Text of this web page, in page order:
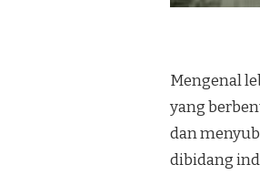
Mengenal
yang
dan
dibidang